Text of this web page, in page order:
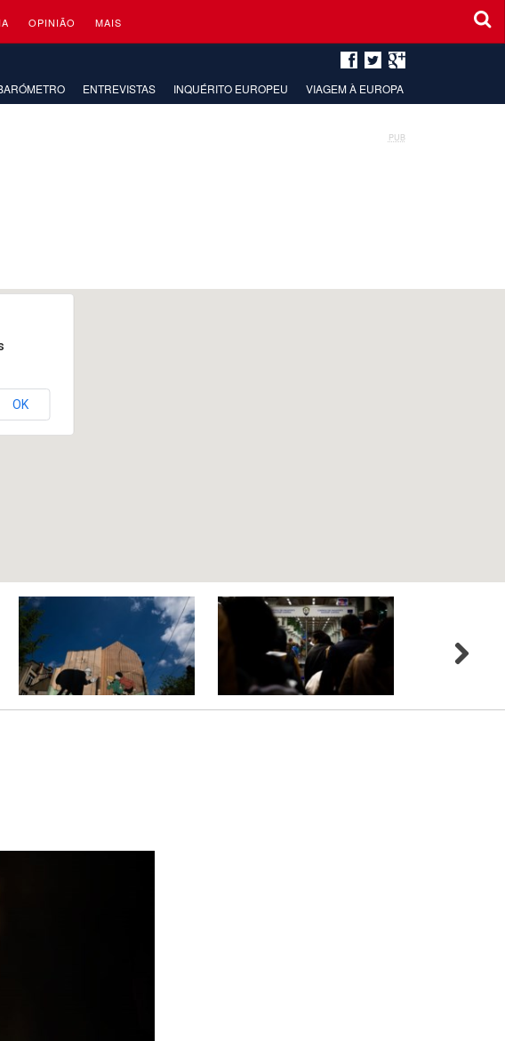
OPINIÃO MAIS
ENTREVISTAS INQUÉRITO EUROPEU VIAGEM À EUROPA
PUB
OK